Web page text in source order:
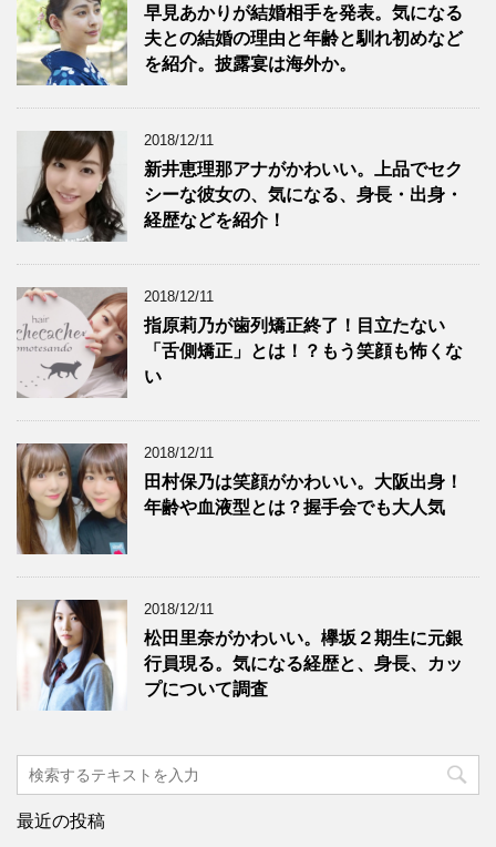
早見あかりが結婚相手を発表。気になる
夫との結婚の理由と年齢と馴れ初めなど
を紹介。披露宴は海外か。
2018/12/11
新井恵理那アナがかわいい。上品でセク
シーな彼女の、気になる、身長・出身・
経歴などを紹介！
2018/12/11
指原莉乃が歯列矯正終了！目立たない
「舌側矯正」とは！？もう笑顔も怖くな
い
2018/12/11
田村保乃は笑顔がかわいい。大阪出身！
年齢や血液型とは？握手会でも大人気
2018/12/11
松田里奈がかわいい。欅坂２期生に元銀
行員現る。気になる経歴と、身長、カッ
プについて調査
最近の投稿